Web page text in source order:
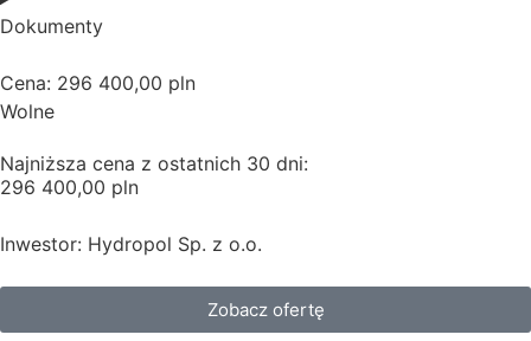
Dokumenty
Cena: 296 400,00 pln
Wolne
Najniższa cena z ostatnich 30 dni:
296 400,00 pln
Inwestor: Hydropol Sp. z o.o.
Zobacz ofertę